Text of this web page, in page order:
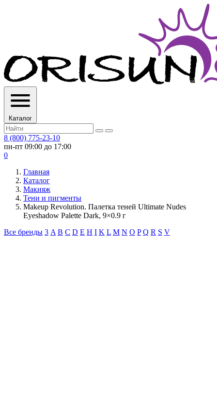
Каталог
8 (800) 775-23-10
пн-пт 09:00 до 17:00
0
Главная
Каталог
Макияж
Тени и пигменты
Makeup Revolution. Палетка теней Ultimate Nudes
Eyeshadow Palette Dark, 9×0.9 г
Все бренды 3 A B C D E H I K L M N O P Q R S V